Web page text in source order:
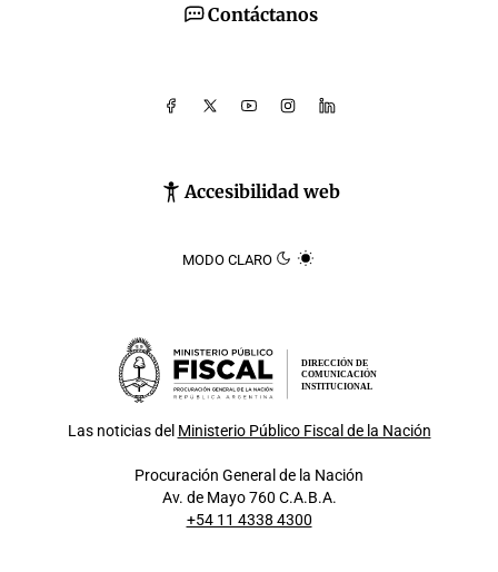
Contáctanos
Accesibilidad web
MODO CLARO
DIRECCIÓN DE
COMUNICACIÓN
INSTITUCIONAL
Las noticias del Ministerio Público Fiscal de la Nación
Procuración General de la Nación
Av. de Mayo 760 C.A.B.A.
+54 11 4338 4300